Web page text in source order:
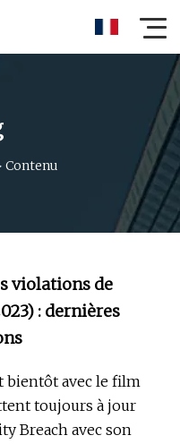
Contenu
violations de
: dernières
bientôt avec le film
toujours à jour
Breach avec son